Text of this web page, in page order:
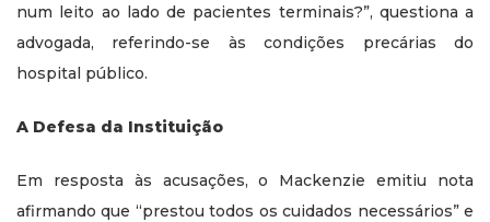
num leito ao lado de pacientes terminais?”, questiona a
advogada, referindo-se às condições precárias do
hospital público.
A Defesa da Instituição
Em resposta às acusações, o Mackenzie emitiu nota
afirmando que “prestou todos os cuidados necessários” e